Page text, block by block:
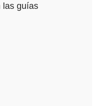
las guías